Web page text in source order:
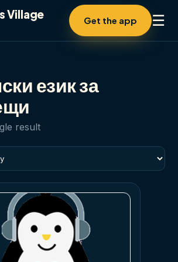
Village
Get the app ☰
език за
result